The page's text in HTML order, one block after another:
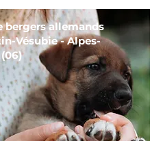
bergers allemands
Vésubie - Alpes-